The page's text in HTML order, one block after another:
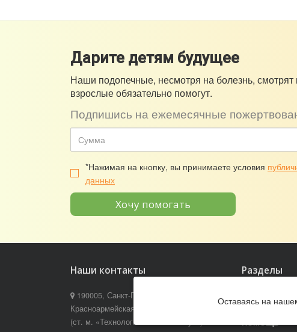
Дарите детям будущее
Наши подопечные, несмотря на болезнь,
взрослые обязательно помогут.
Подпишись на ежемесячные
*Нажимая на кнопку, вы принимаете условия
данных
Хочу помогать
Наши контакты
190005, Санкт-Петербург, ул. 3-я
Красноармейская, д. 8, лит. В
(ст. м. «Технологический институт»)
Разделы
ПОМОЩЬ
Оставаясь на